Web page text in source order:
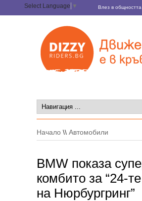
Select Language ▼ Влез в общността
Начало \\ Автомобили
BMW показа
комбито за “24-
на Нюрбургринг”